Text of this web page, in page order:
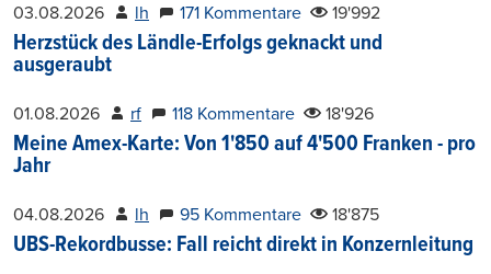
03.08.2026 lh 171 Kommentare 19'992
Herzstück des Ländle-Erfolgs geknackt und
ausgeraubt
01.08.2026 rf 118 Kommentare 18'926
Meine Amex-Karte: Von 1'850 auf 4'500 Franken - pro
Jahr
04.08.2026 lh 95 Kommentare 18'875
UBS-Rekordbusse: Fall reicht direkt in Konzernleitung